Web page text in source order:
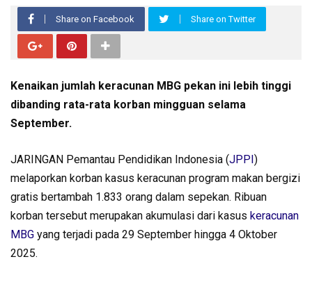
Share on Facebook Share on Twitter
Kenaikan jumlah keracunan MBG pekan ini lebih tinggi
dibanding rata-rata korban mingguan selama
September.
JARINGAN Pemantau Pendidikan Indonesia (JPPI)
melaporkan korban kasus keracunan program makan bergizi
gratis bertambah 1.833 orang dalam sepekan. Ribuan
korban tersebut merupakan akumulasi dari kasus keracunan
MBG yang terjadi pada 29 September hingga 4 Oktober
2025.